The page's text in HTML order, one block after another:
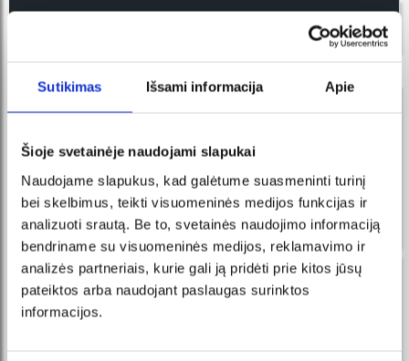
Sutikimas Išsami informacija Apie
Šioje svetainėje naudojami slapukai
Naudojame slapukus, kad galėtume suasmeninti turinį
bei skelbimus, teikti visuomeninės medijos funkcijas ir
analizuoti srautą. Be to, svetainės naudojimo informaciją
bendriname su visuomeninės medijos, reklamavimo ir
analizės partneriais, kurie gali ją pridėti prie kitos jūsų
pateiktos arba naudojant paslaugas surinktos
informacijos.
ORGANIZATORIUS
reģistrējies un vienmēr pirmais uzzinās par jaunākajiem
pasākumiem un akcijām!
Saņemiet ziņojumus pakalpojumā
Messenger, iegādājieties biļetes
tieši no mūsu viedā robota!
PIETEIKTIES
saņemt jaunumus savā e-pastā
reģistrējies un vienmēr pirmais uzzinās par jaunākajiem